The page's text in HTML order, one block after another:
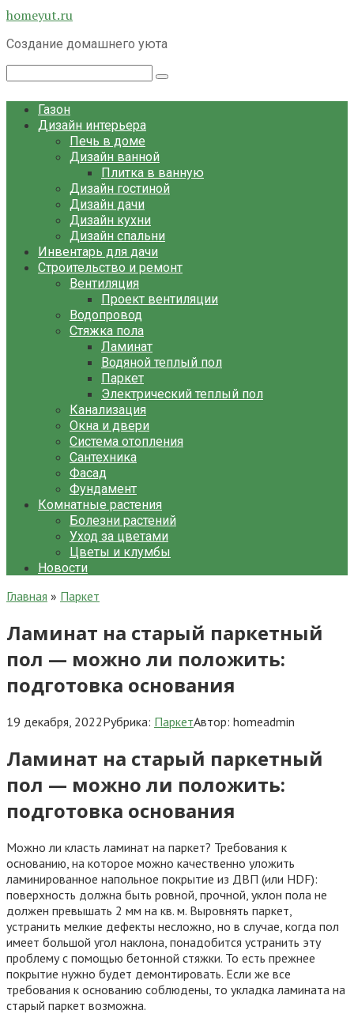
Перейти
контенту
homeyut.ru
Создание домашнего уюта
Газон
Дизайн интерьера
Печь в доме
Дизайн ванной
Плитка в ванную
Дизайн гостиной
Дизайн дачи
Дизайн кухни
Дизайн спальни
Инвентарь для дачи
Строительство и ремонт
Вентиляция
Проект вентиляции
Водопровод
Стяжка пола
Ламинат
Водяной теплый пол
Паркет
Электрический теплый пол
Канализация
Окна и двери
Система отопления
Сантехника
Фасад
Фундамент
Комнатные растения
Болезни растений
Уход за цветами
Цветы и клумбы
Новости
Главная » Паркет
Ламинат на старый паркетный
пол — можно ли положить:
подготовка основания
19 декабря, 2022Рубрика: ПаркетАвтор: homeadmin
Ламинат на старый паркетный
пол — можно ли положить:
подготовка основания
Можно ли класть ламинат на паркет? Требования к
основанию, на которое можно качественно уложить
ламинированное напольное покрытие из ДВП (или HDF):
поверхность должна быть ровной, прочной, уклон пола не
должен превышать 2 мм на кв. м. Выровнять паркет,
устранить мелкие дефекты несложно, но в случае, когда пол
имеет большой угол наклона, понадобится устранить эту
проблему с помощью бетонной стяжки. То есть прежнее
покрытие нужно будет демонтировать. Если же все
требования к основанию соблюдены, то укладка ламината на
старый паркет возможна.